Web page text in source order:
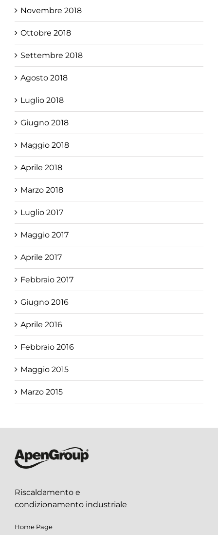
Novembre 2018
Ottobre 2018
Settembre 2018
Agosto 2018
Luglio 2018
Giugno 2018
Maggio 2018
Aprile 2018
Marzo 2018
Luglio 2017
Maggio 2017
Aprile 2017
Febbraio 2017
Giugno 2016
Aprile 2016
Febbraio 2016
Maggio 2015
Marzo 2015
Riscaldamento e
condizionamento industriale
Home Page